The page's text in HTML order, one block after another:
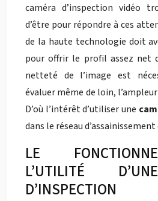
caméra d’inspection vidéo
d’être pour répondre à ces
de la haute technologie doit
pour offrir le profil assez net
netteté de l’image est
évaluer même de loin,
D’où l’intérêt d’utiliser une
dans le réseau
LE
L’UTILITÉ
D’INSPECTION